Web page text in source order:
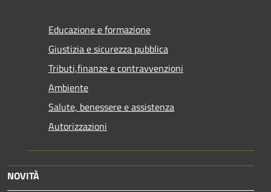
Educazione e formazione
Giustizia e sicurezza pubblica
Tributi,finanze e contravvenzioni
Ambiente
Salute, benessere e assistenza
Autorizzazioni
NOVITÀ